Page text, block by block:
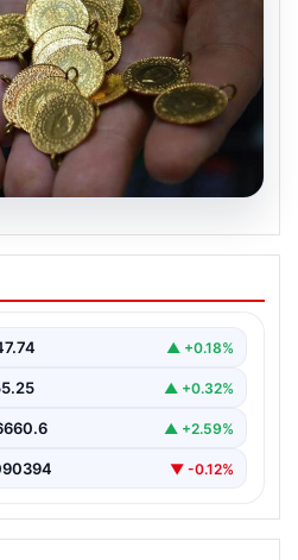
14 Nisan 2026: Altın
Gram, çeyrek,
Altın Fiyatları: Gram,
Altını Satış…
▲ +0.18%
▲ +0.32%
▲ +2.59%
▼ -0.12%